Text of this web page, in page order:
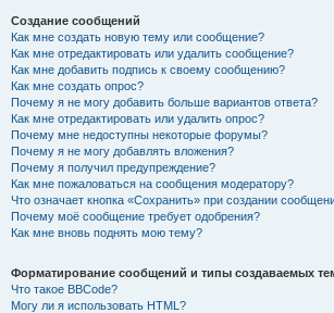
Создание сообщений
Как мне создать новую тему или сообщение?
Как мне отредактировать или удалить сообщение?
Как мне добавить подпись к своему сообщению?
Как мне создать опрос?
Почему я не могу добавить больше вариантов ответа?
Как мне отредактировать или удалить опрос?
Почему мне недоступны некоторые форумы?
Почему я не могу добавлять вложения?
Почему я получил предупреждение?
Как мне пожаловаться на сообщения модератору?
Что означает кнопка «Сохранить» при создании
Почему моё сообщение требует одобрения?
Как мне вновь поднять мою тему?
Форматирование сообщений и типы создаваемых
Что такое BBCode?
Могу ли я использовать HTML?